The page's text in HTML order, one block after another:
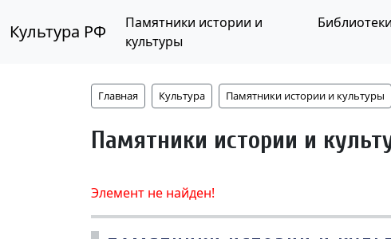
Культура РФ
Памятники истории и
культуры
Библиотеки
Главная Культура Памятники истории и культуры
Памятники истории и
Элемент не найден!